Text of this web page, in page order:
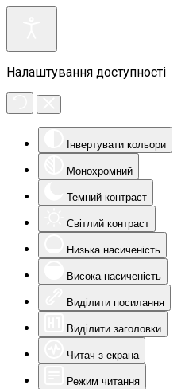
Налаштування доступності
Інвертувати кольори
Монохромний
Темний контраст
Світлий контраст
Низька насиченість
Висока насиченість
Виділити посилання
Виділити заголовки
Читач з екрана
Режим читання